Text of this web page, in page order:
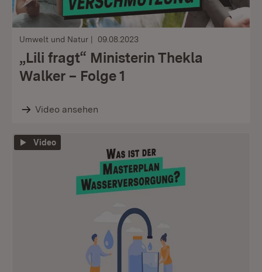
Umwelt und Natur 09.08.2023
„Lili fragt“ Ministerin Thekla
Walker – Folge 1
Video ansehen
Video